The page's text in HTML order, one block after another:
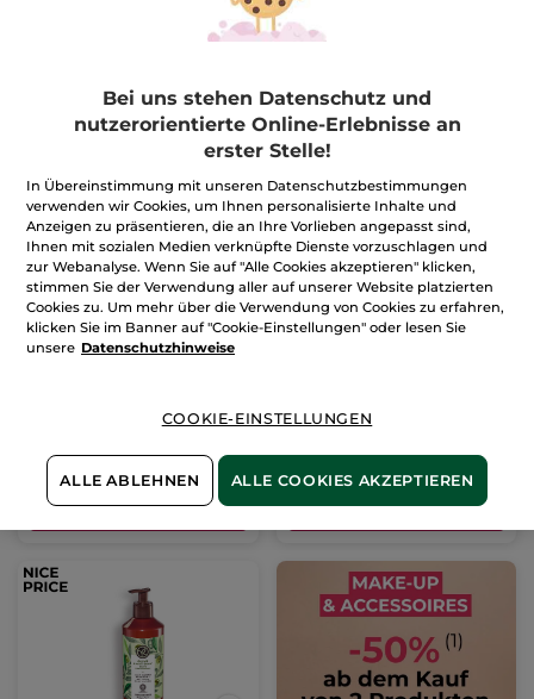
Nachfüllpack Dusch-
Shampoo Monoi
Nachfüllpack 600 ml
IN DEN
Schimmerndes Pflege-
Öl Monoi
12,99€ 14,99€
IN DEN
Bei uns stehen Datenschutz und
nutzerorientierte Online-Erlebnisse an
erster Stelle!
In Übereinstimmung mit unseren Datenschutzbestimmungen
verwenden wir Cookies, um Ihnen personalisierte Inhalte und
Anzeigen zu präsentieren, die an Ihre Vorlieben angepasst sind,
Ihnen mit sozialen Medien verknüpfte Dienste vorzuschlagen und
zur Webanalyse. Wenn Sie auf "Alle Cookies akzeptieren" klicken,
stimmen Sie der Verwendung aller auf unserer Website platzierten
Cookies zu. Um mehr über die Verwendung von Cookies zu erfahren,
klicken Sie im Banner auf "Cookie-Einstellungen" oder lesen Sie
unsere Datenschutzhinweise
COOKIE-EINSTELLUNGEN
ALLE ABLEHNEN ALLE COOKIES AKZEPTIEREN